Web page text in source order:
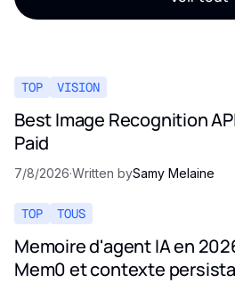
TOP VISION
Best Image Recognition
Paid
7/8/2026·Written bySamy Melaine
TOP TOUS
Memoire d'agent IA en
Mem0 et contexte